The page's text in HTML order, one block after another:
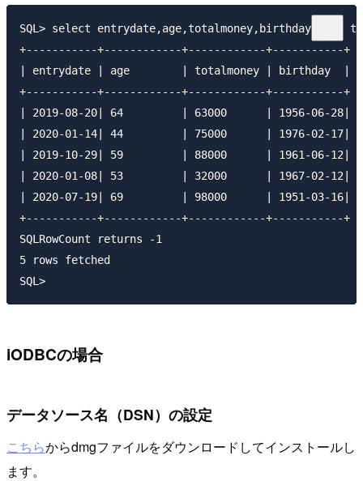
SQL> select entrydate,age,totalmoney,birthday from
+-----------+------------+------------+-----------+
| entrydate | age        | totalmoney | birthday  |
+-----------+------------+------------+-----------+
| 2019-08-20| 64         | 63000      | 1956-06-28|
| 2020-01-14| 44         | 75000      | 1976-02-17|
| 2019-10-29| 59         | 88000      | 1961-06-12|
| 2020-01-08| 53         | 32000      | 1967-02-12|
| 2020-07-19| 69         | 98000      | 1951-03-16|
+-----------+------------+------------+-----------+
SQLRowCount returns -1
5 rows fetched
iODBCの場合
データソース名（DSN）の設定
こちらからdmgファイルをダウンロードしてインストールし
ます。